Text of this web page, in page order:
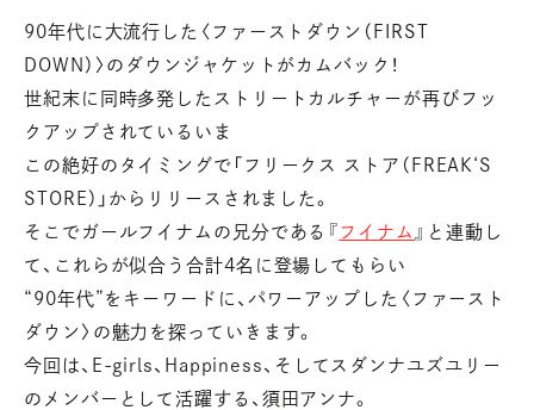
90年代に大流行した〈ファーストダウン（FIRST
DOWN）〉のダウンジャケットがカムバック！
世紀末に同時多発したストリートカルチャーが再びフッ
クアップされているいま
この絶好のタイミングで「フリークス ストア（FREAK‘S
STORE）」からリリースされました。
そこでガールフイナムの兄分である『 フイナム 』と連動し
て、これらが似合う合計4名に登場してもらい
“90年代”をキーワードに、パワーアップした〈ファースト
ダウン〉の魅力を探っていきます。
今回は、E-girls、Happiness、そしてスダンナユズユリー
のメンバーとして活躍する、須田アンナ。